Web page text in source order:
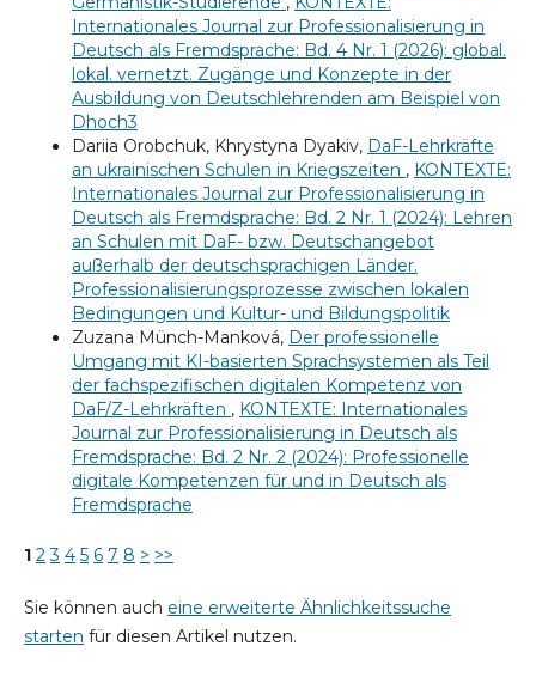
Internationales Journal zur Professionalisierung in
Deutsch als Fremdsprache: Bd. 4 Nr. 1 (2026): global.
lokal. vernetzt. Zugänge und Konzepte in der
Ausbildung von Deutschlehrenden am Beispiel von
Dhoch3
Dariia Orobchuk, Khrystyna Dyakiv, DaF-Lehrkräfte
an ukrainischen Schulen in Kriegszeiten , KONTEXTE:
Internationales Journal zur Professionalisierung in
Deutsch als Fremdsprache: Bd. 2 Nr. 1 (2024): Lehren
an Schulen mit DaF- bzw. Deutschangebot
außerhalb der deutschsprachigen Länder.
Professionalisierungsprozesse zwischen lokalen
Bedingungen und Kultur- und Bildungspolitik
Zuzana Münch-Manková, Der professionelle
Umgang mit KI-basierten Sprachsystemen als Teil
der fachspezifischen digitalen Kompetenz von
DaF/Z-Lehrkräften , KONTEXTE: Internationales
Journal zur Professionalisierung in Deutsch als
Fremdsprache: Bd. 2 Nr. 2 (2024): Professionelle
digitale Kompetenzen für und in Deutsch als
Fremdsprache
1 2 3 4 5 6 7 8 > >>
Sie können auch eine erweiterte Ähnlichkeitssuche
starten für diesen Artikel nutzen.